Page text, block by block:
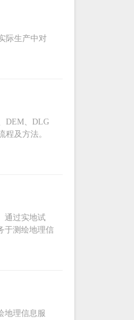
际生产中对
DEM、DLG
程及方法。
通过实地试
于测绘地理信
地理信息服